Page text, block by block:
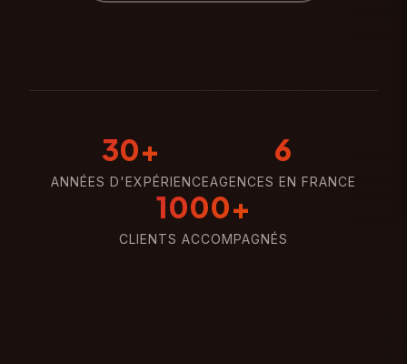
30+
ANNÉES D'EXPÉRIENCE
6
AGENCES EN FRANCE
1000+
CLIENTS ACCOMPAGNÉS